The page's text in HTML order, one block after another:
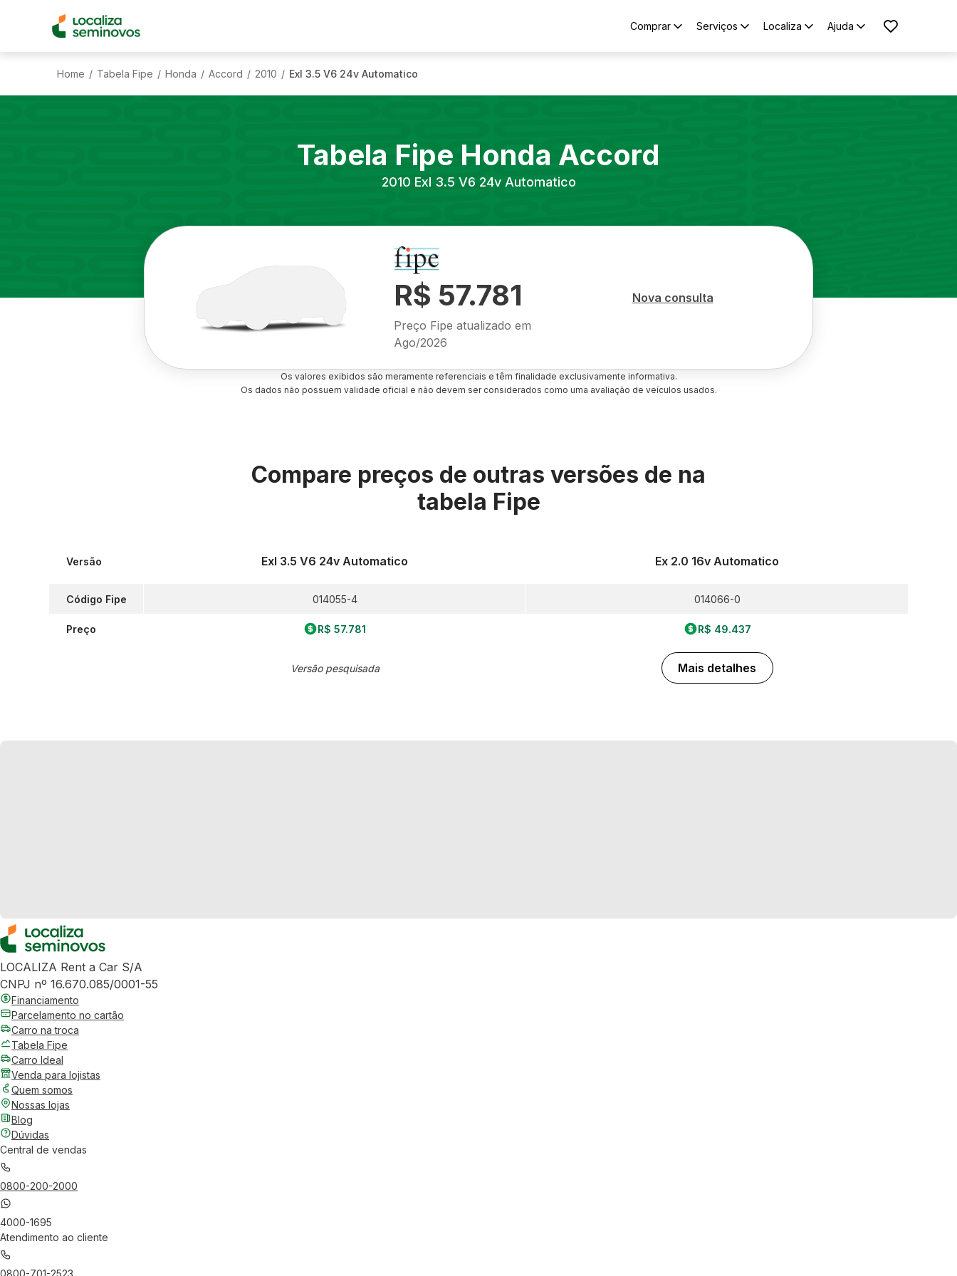
Comprar Serviços Localiza Ajuda
Home / Tabela Fipe / Honda / Accord / 2010 / Exl 3.5 V6 24v Automatico
Tabela Fipe Honda Accord
2010 Exl 3.5 V6 24v Automatico
R$ 57.781
Preço Fipe atualizado em
Ago/2026
Nova consulta
Os valores exibidos são meramente referenciais e têm finalidade exclusivamente informativa.
Os dados não possuem validade oficial e não devem ser considerados como uma avaliação de veículos usados.
Compare preços de outras versões de na
tabela Fipe
Versão
Código Fipe
Preço
Exl 3.5 V6 24v Automatico
014055-4
R$ 57.781
Versão pesquisada
Ex 2.0 16v Automatico
014066-0
R$ 49.437
Mais detalhes
LOCALIZA Rent a Car S/A
CNPJ nº 16.670.085/0001-55
Financiamento
Parcelamento no cartão
Carro na troca
Tabela Fipe
Carro Ideal
Venda para lojistas
Quem somos
Nossas lojas
Blog
Dúvidas
Central de vendas
0800-200-2000
4000-1695
Atendimento ao cliente
0800-701-2523